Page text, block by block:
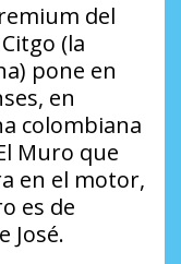
del
(la
pone en
en
colombiana
Muro que
en el motor,
es de
José.